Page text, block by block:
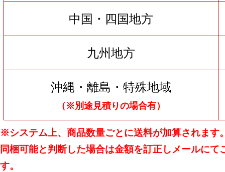
中国・四国地方
九州地方
沖縄・離島・特殊地域
（※別途見積りの場合有）
※システム上、商品数量ごとに送料が加算されます
同梱可能と判断した場合は金額を訂正しメールにて
す。